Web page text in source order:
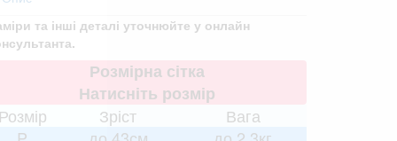
та інші деталі уточнюйте у онлайн
Розмірна сітка
Натисніть розмір
Зріст
Вага